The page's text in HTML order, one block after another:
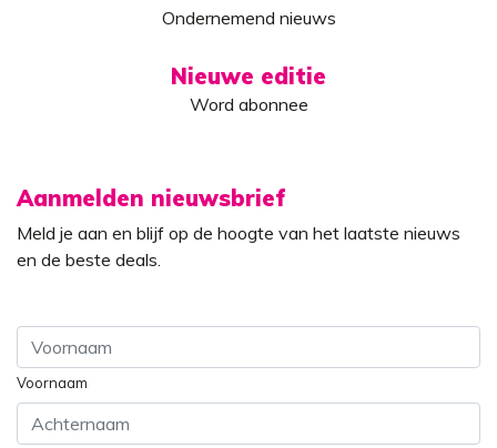
Ondernemend nieuws
Nieuwe editie
Word abonnee
Aanmelden nieuwsbrief
Meld je aan en blijf op de hoogte van het laatste nieuws
en de beste deals.
Voornaam